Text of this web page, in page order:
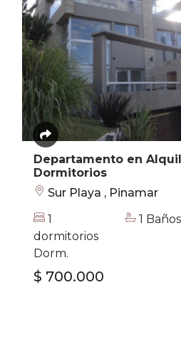
Departamento en
Dormitorios
Sur Playa , Pinamar
1
dormitorios
Dorm.
1 Baños
$ 700.000